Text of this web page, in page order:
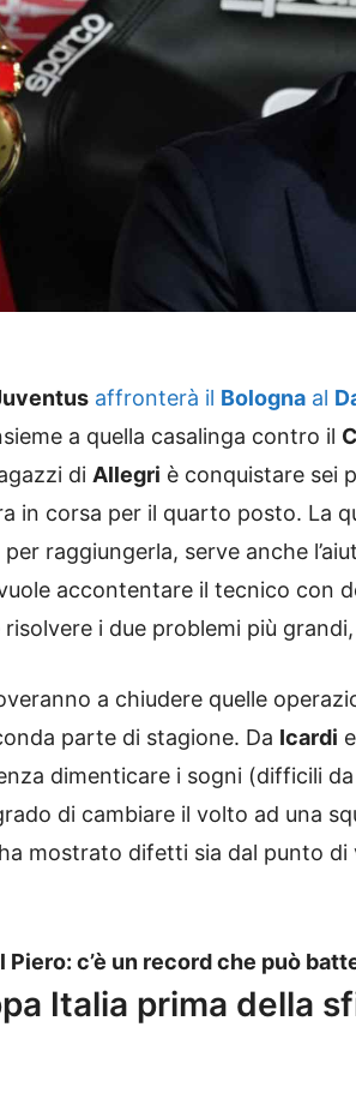
affronterà il Bologna al
a quella casalinga contro il
di Allegri è conquistare sei
in corsa per il quarto posto. La
raggiungerla, serve anche
accontentare il tecnico con
risolvere i due problemi più
a chiudere quelle
parte di stagione. Da Icardi e
dimenticare i sogni (difficili
di cambiare il volto ad una
mostrato difetti sia dal punto di
Piero: c’è un record che può
Italia prima della